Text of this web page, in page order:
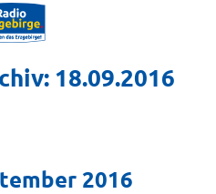
18.09.2016
2016